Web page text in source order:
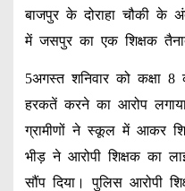
बाजपुर के दोराहा चौकी
में जसपुर का एक शिक्षक
5अगस्त शनिवार को कक्षा 8
हरकतें करने का आरोप
ग्रामीणों ने स्कूल में आकर
भीड़ ने आरोपी शिक्षक का
सौंप दिया। पुलिस आरोपी